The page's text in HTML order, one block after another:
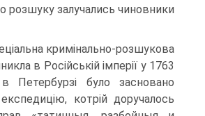
розшуку залучались чиновники
кримінально-розшукова
в Російській імперії у 1763
Петербурзі було засновано
котрій доручалось